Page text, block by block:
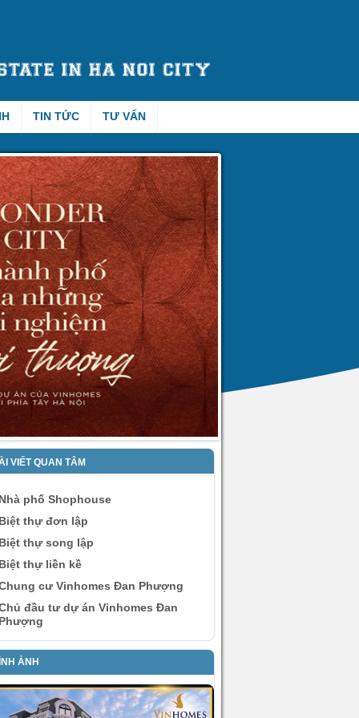
TIN TỨC TƯ VẤN
VIẾT QUAN TÂM
phố Shophouse
thự đơn lập
thự song lập
thự liền kề
cư Vinhomes Đan Phượng
đầu tư dự án Vinhomes Đan
ẢNH